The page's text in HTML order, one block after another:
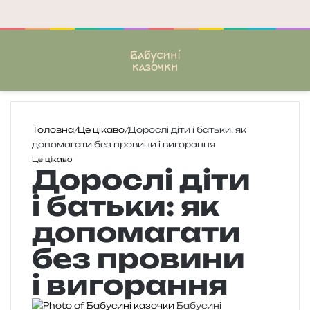
Головна/Це цікаво/Дорослі діти і батьки: як
допомагати без провини і вигорання
Це цікаво
Дорослі діти
і батьки: як
допомагати
без провини
і вигорання
Бабусині